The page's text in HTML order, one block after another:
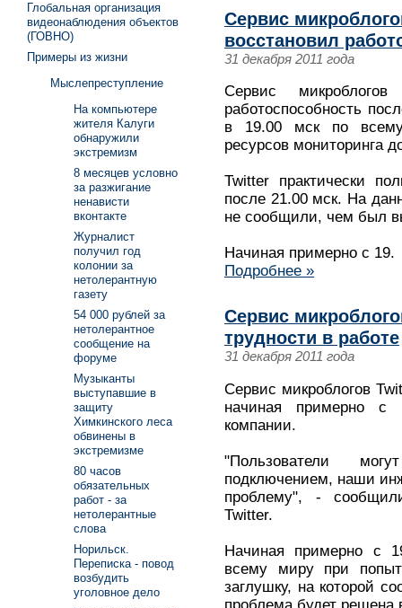
Сервис
восстановил
31 декабря 2011 года
Сервис
работоспособность
в 19.00 мск по всему
ресурсов мониторинга
Twitter практически
после 21.00 мск. На
не сообщили, чем был
Начиная примерно с 19.
Подробнее »
Сервис
трудности в работе
31 декабря 2011 года
Сервис микроблогов
начиная примерно с
компании.
"Пользователи
подключением, наши
проблему", -
Twitter.
Начиная примерно с
всему миру при
заглушку, на которой
проблема будет решена
Глобальная организация
видеонаблюдения объектов
(ГОВНО)
Примеры из жизни
Мыслепреступление
На компьютере
жителя Калуги
обнаружили
экстремизм
8 месяцев условно
за разжигание
ненависти
вконтакте
Журналист
получил год
колонии за
нетолерантную
газету
54 000 рублей за
нетолерантное
сообщение на
форуме
Музыканты
выступавшие в
защиту
Химкинского леса
обвинены в
экстремизме
80 часов
обязательных
работ - за
нетолерантные
слова
Норильск.
Переписка - повод
возбудить
уголовное дело